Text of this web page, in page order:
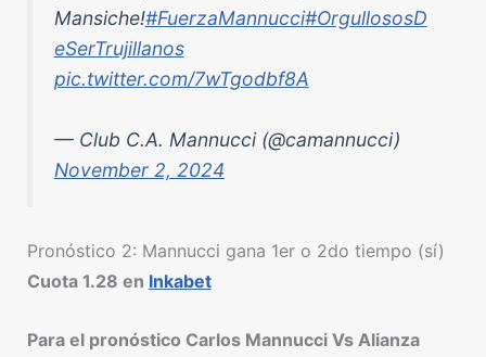
Mansiche!#FuerzaMannucci#OrgullososD
eSerTrujillanos
pic.twitter.com/7wTgodbf8A
— Club C.A. Mannucci (@camannucci)
November 2, 2024
Pronóstico 2: Mannucci gana 1er o 2do tiempo (sí)
Cuota 1.28 en Inkabet
Para el pronóstico Carlos Mannucci Vs Alianza